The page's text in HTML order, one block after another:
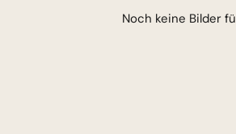
Noch keine Bilder für diesen